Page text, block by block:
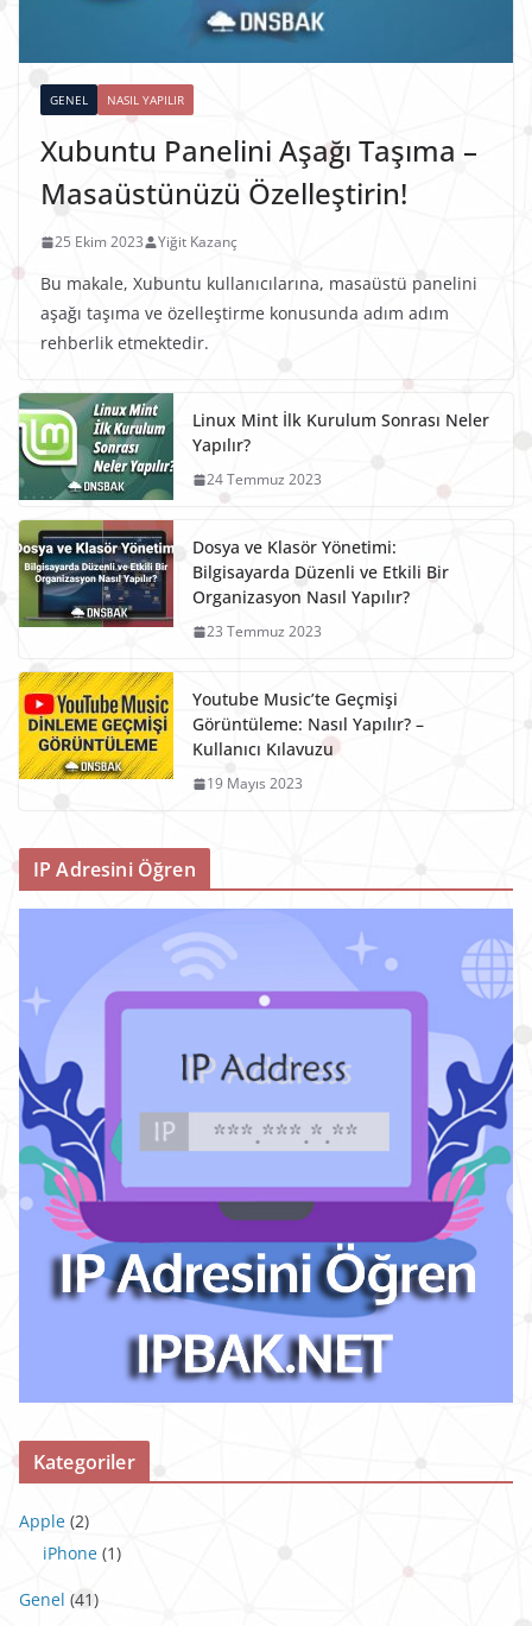
GENEL NASIL YAPILIR
Xubuntu Panelini Aşağı Taşıma –
Masaüstünüzü Özelleştirin!
25 Ekim 2023 Yiğit Kazanç
Bu makale, Xubuntu kullanıcılarına, masaüstü panelini
aşağı taşıma ve özelleştirme konusunda adım adım
rehberlik etmektedir.
Linux Mint İlk Kurulum Sonrası Neler
Yapılır?
24 Temmuz 2023
Dosya ve Klasör Yönetimi:
Bilgisayarda Düzenli ve Etkili Bir
Organizasyon Nasıl Yapılır?
23 Temmuz 2023
Youtube Music’te Geçmişi
Görüntüleme: Nasıl Yapılır? –
Kullanıcı Kılavuzu
19 Mayıs 2023
IP Adresini Öğren
Kategoriler
Apple (2)
iPhone (1)
Genel (41)